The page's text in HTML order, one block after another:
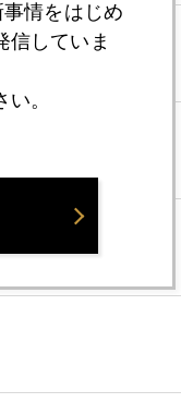
情をはじめ
信していま
。